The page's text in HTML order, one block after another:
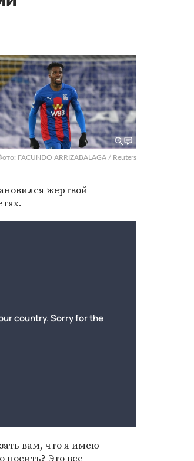
FACUNDO ARRIZABALAGA / Reuters
жертвой
вам, что я имею
Это все